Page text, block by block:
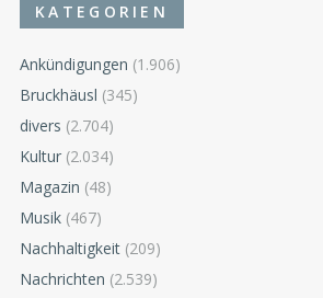
KATEGORIEN
Ankündigungen (1.906)
Bruckhäusl (345)
divers (2.704)
Kultur (2.034)
Magazin (48)
Musik (467)
Nachhaltigkeit (209)
Nachrichten (2.539)